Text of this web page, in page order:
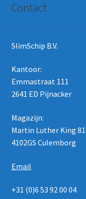
Contact
SlimSchip B.V.
Kantoor:
Emmastraat 111
2641 ED Pijnacker
Magazijn:
Martin Luther King 81
4102GS Culemborg
Email
+31 (0)6 53 92 00 04